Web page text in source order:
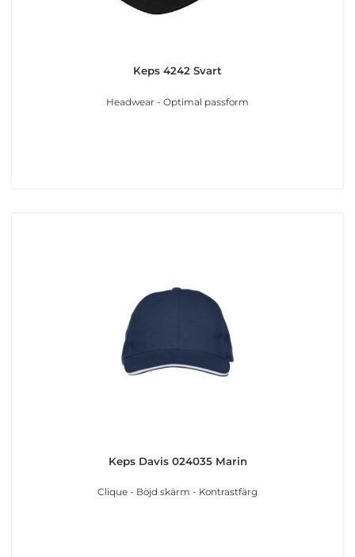
Keps 4242 Svart
Headwear - Optimal passform
Keps Davis 024035 Marin
Clique - Böjd skärm - Kontrastfärg